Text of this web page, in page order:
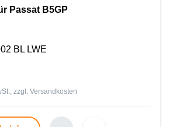
Passat B5GP
BL LWE
zzgl. Versandkosten